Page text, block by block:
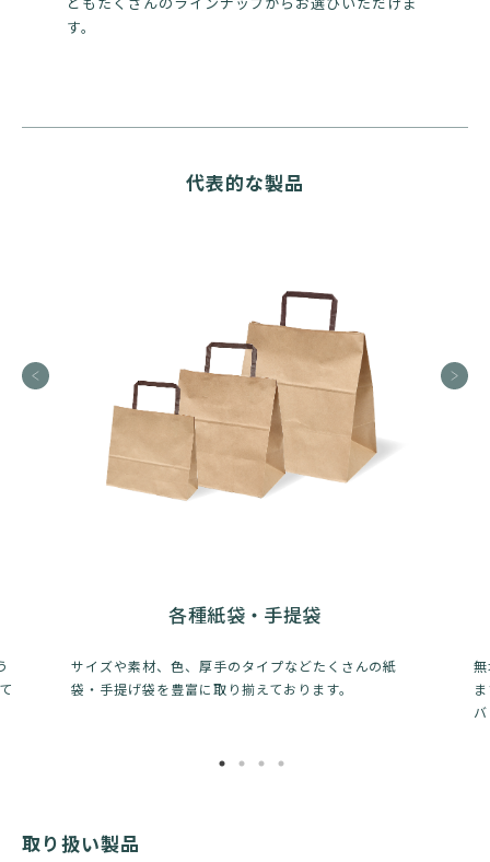
す。
代表的な製品
各種紙袋・手提袋
サイズや素材、色、厚手のタイプなどたくさんの紙
袋・手提げ袋を豊富に取り揃えております。
取り扱い製品